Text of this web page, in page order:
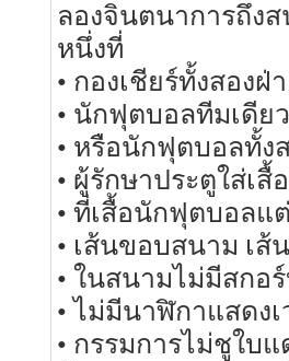
ลองจินตนาการถึง
หนึ่งที่
• กองเชียร์ทั้งสอง
• นักฟุตบอลทีมเดีย
• หรือนักฟุตบอลทั้ง
• ผู้รักษาประตูใส่เ
• ที่เสื้อนักฟุตบอลแ
• เส้นขอบสนาม เส้
• ในสนามไม่มีสกอ
• ไม่มีนาฬิกาแสดง
• กรรมการไม่ชูใบ